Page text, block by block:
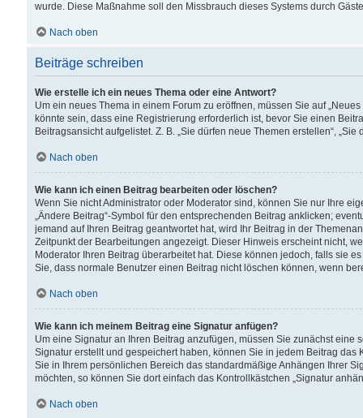
wurde. Diese Maßnahme soll den Missbrauch dieses Systems durch
Nach oben
Beiträge schreiben
Wie erstelle ich ein neues Thema oder eine Antwort?
Um ein neues Thema in einem Forum zu eröffnen, müssen Sie auf
könnte sein, dass eine Registrierung erforderlich ist, bevor Sie einen
Beitragsansicht aufgelistet. Z. B. „Sie dürfen neue Themen erstellen“,
Nach oben
Wie kann ich einen Beitrag bearbeiten oder löschen?
Wenn Sie nicht Administrator oder Moderator sind, können Sie nur Ihre
„Ändere Beitrag“-Symbol für den entsprechenden Beitrag anklicken;
jemand auf Ihren Beitrag geantwortet hat, wird Ihr Beitrag in der
Zeitpunkt der Bearbeitungen angezeigt. Dieser Hinweis erscheint nicht,
Moderator Ihren Beitrag überarbeitet hat. Diese können jedoch, falls sie
Sie, dass normale Benutzer einen Beitrag nicht löschen können, wenn
Nach oben
Wie kann ich meinem Beitrag eine Signatur anfügen?
Um eine Signatur an Ihren Beitrag anzufügen, müssen Sie zunächst
Signatur erstellt und gespeichert haben, können Sie in jedem Beitrag
Sie in Ihrem persönlichen Bereich das standardmäßige Anhängen Ihrer
möchten, so können Sie dort einfach das Kontrollkästchen „Signatur
Nach oben